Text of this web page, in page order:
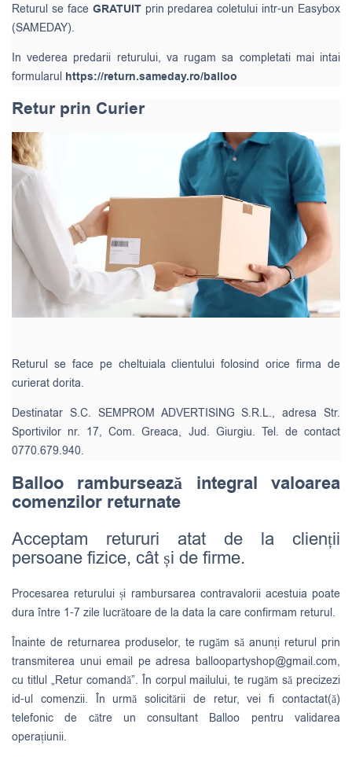
Returul se face GRATUIT prin predarea coletului intr-un Easybox
(SAMEDAY).
In vederea predarii returului, va rugam sa completati mai intai
formularul https://return.sameday.ro/balloo
Retur prin Curier
Returul se face pe cheltuiala clientului folosind orice firma de
curierat dorita.
Destinatar S.C. SEMPROM ADVERTISING S.R.L., adresa Str.
Sportivilor nr. 17, Com. Greaca, Jud. Giurgiu. Tel. de contact
0770.679.940.
Balloo rambursează integral valoarea
comenzilor returnate
Acceptam retururi atat de la clienții
persoane fizice, cât și de firme.
Procesarea returului și rambursarea contravalorii acestuia poate
dura între 1-7 zile lucrătoare de la data la care confirmam returul.
Înainte de returnarea produselor, te rugăm să anunți returul prin
transmiterea unui email pe adresa balloopartyshop@gmail.com,
cu titlul „Retur comandă”. În corpul mailului, te rugăm să precizezi
id-ul comenzii. În urmă solicitării de retur, vei fi contactat(ă)
telefonic de către un consultant Balloo pentru validarea
operațiunii.